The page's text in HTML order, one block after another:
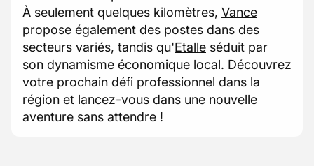
À seulement quelques kilomètres, Vance
propose également des postes dans des
secteurs variés, tandis qu'Etalle séduit par
son dynamisme économique local. Découvrez
votre prochain défi professionnel dans la
région et lancez-vous dans une nouvelle
aventure sans attendre !